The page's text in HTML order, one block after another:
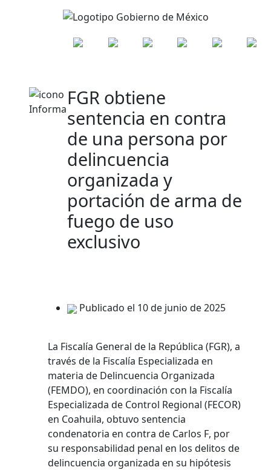
FGR obtiene
sentencia en contra
de una persona por
delincuencia
organizada y
portación de arma de
fuego de uso
exclusivo
Publicado el 10 de junio de 2025
La Fiscalía General de la República (FGR), a
través de la Fiscalía Especializada en
materia de Delincuencia Organizada
(FEMDO), en coordinación con la Fiscalía
Especializada de Control Regional (FECOR)
en Coahuila, obtuvo sentencia
condenatoria en contra de Carlos F, por
su responsabilidad penal en los delitos de
delincuencia organizada en su hipótesis